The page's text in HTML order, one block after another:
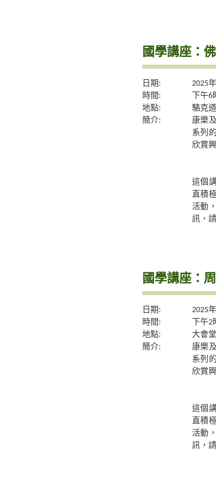
國學講座：
日期:
2025
時間:
下午
地點:
駱克
簡介:
康樂
系列
欣賞
這個
直積
活動
訊，
國學講座：
日期:
2025
時間:
下午
地點:
大會
簡介:
康樂
系列
欣賞
這個
直積
活動
訊，